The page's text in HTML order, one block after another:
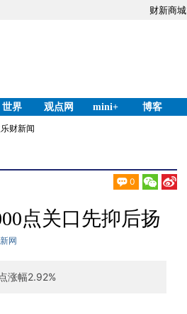
财新商城
世界 观点网 mini+ 博客
财新闻
0
点关口先抑后扬
网
涨幅2.92%